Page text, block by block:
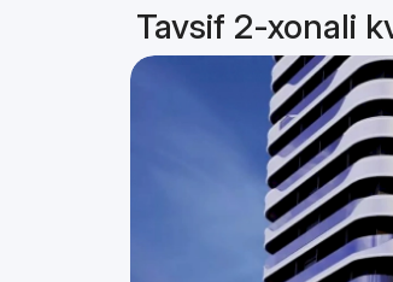
Tavsif 2-xonali